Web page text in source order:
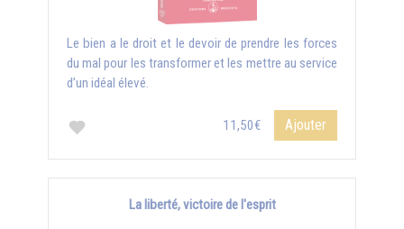
Le bien a le droit et le devoir de prendre les forces
du mal pour les transformer et les mettre au service
d’un idéal élevé.
11,50€ Ajouter
La liberté, victoire de l'esprit